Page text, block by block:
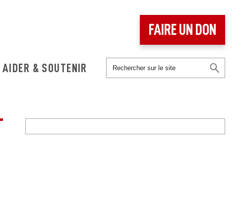
AIDER & SOUTENIR
FAIRE UN DON